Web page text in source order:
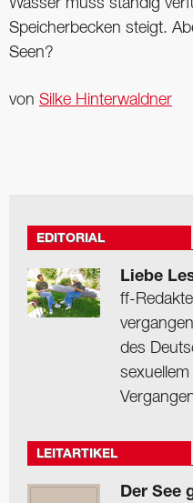
Wasser muss ständig
Speicherbecken steigt.
Seen?
von Silke Hinterwaldner
EDITORIAL
Liebe
ff-
des
LEITARTIKEL
Der See